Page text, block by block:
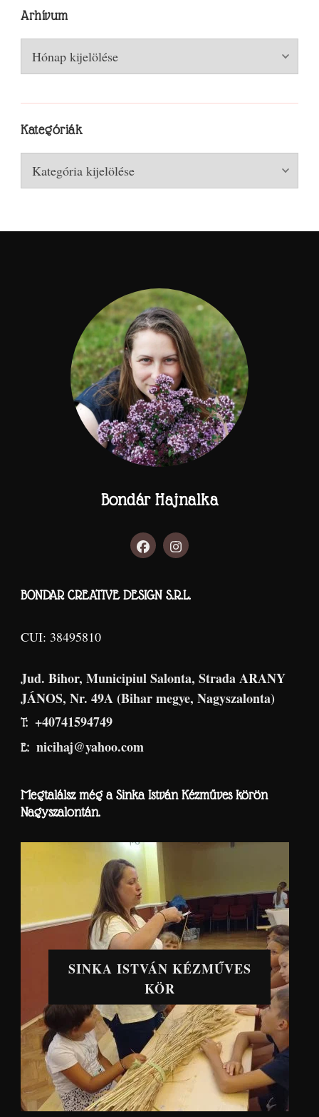
Arhívum
Arhívum
Kategóriák
Kategóriák
Bondár Hajnalka
BONDAR CREATIVE DESIGN S.R.L.
CUI: 38495810
Jud. Bihor, Municipiul Salonta, Strada ARANY
JÁNOS, Nr. 49A (Bihar megye, Nagyszalonta)
T: +40741594749
E: nicihaj@yahoo.com
Megtalálsz még a Sinka István Kézműves körön
Nagyszalontán.
SINKA ISTVÁN KÉZMŰVES
KÖR